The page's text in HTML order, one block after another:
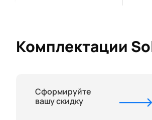
Комплектации
Сформируйте
вашу скидку